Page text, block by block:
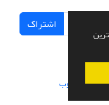
اشتراک
از سیناوب